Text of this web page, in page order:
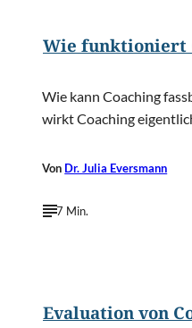
Wie funktioniert
Wie kann Coaching
wirkt Coaching
Von Dr. Julia Eversmann
7 Min.
Evaluation von